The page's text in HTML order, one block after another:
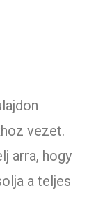
vezet.
arra, hogy
a teljes